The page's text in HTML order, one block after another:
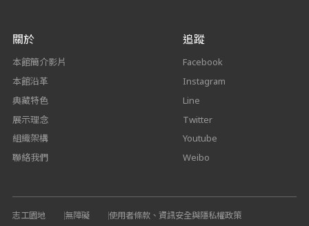
關於
本館簡介影片
本館沿革
典藏特色
展示理念
組織架構
聯絡我們
追蹤
Facebook
Instagram
Line
Twitter
Youtube
Weibo
志工園地 無障礙 使用者條款、資訊安全與隱私權政策